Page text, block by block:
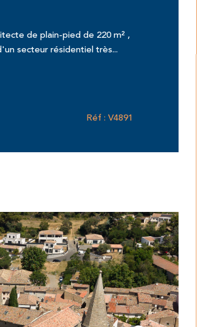
de plain-pied de 220 m² ,
secteur résidentiel très...
Réf : V4891